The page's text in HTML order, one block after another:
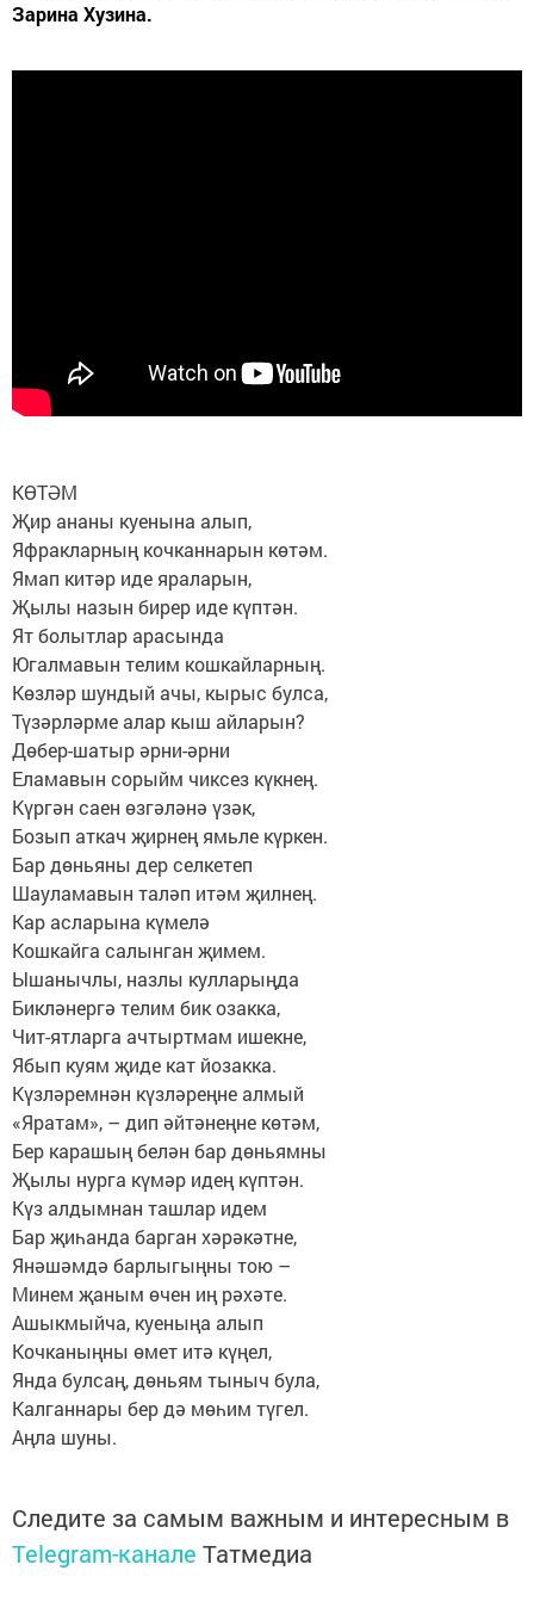
Зарина Хузина.
КӨТӘМ
Җир ананы куенына алып,
Яфракларның кочканнарын көтәм.
Ямап китәр иде яраларын,
Җылы назын бирер иде күптән.
Ят болытлар арасында
Югалмавын телим кошкайларның.
Көзләр шундый ачы, кырыс булса,
Түзәрләрме алар кыш айларын?
Дөбер-шатыр әрни-әрни
Еламавын сорыйм чиксез күкнең.
Күргән саен өзгәләнә үзәк,
Бозып аткач җирнең ямьле күркен.
Бар дөньяны дер селкетеп
Шауламавын таләп итәм җилнең.
Кар асларына күмелә
Кошкайга салынган җимем.
Ышанычлы, назлы кулларыңда
Бикләнергә телим бик озакка,
Чит-ятларга ачтыртмам ишекне,
Ябып куям җиде кат йозакка.
Күзләремнән күзләреңне алмый
«Яратам», – дип әйтәнеңне көтәм,
Бер карашың белән бар дөньямны
Җылы нурга күмәр идең күптән.
Күз алдымнан ташлар идем
Бар җиһанда барган хәрәкәтне,
Янәшәмдә барлыгыңны тою –
Минем җаным өчен иң рәхәте.
Ашыкмыйча, куеныңа алып
Кочканыңны өмет итә күңел,
Янда булсаң, дөньям тыныч була,
Калганнары бер дә мөһим түгел.
Аңла шуны.
Следите за самым важным и интересным в
Telegram-канале Татмедиа